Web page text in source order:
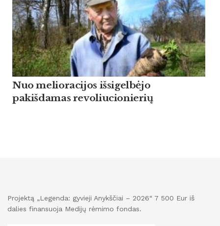
Nuo melioracijos išsigelbėjo
pakišdamas revoliucionierių
Projektą „Legenda: gyvieji Anykščiai – 2026“ 7 500 Eur iš
dalies finansuoja Medijų rėmimo fondas.